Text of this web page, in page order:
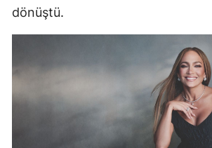
dönüştü.